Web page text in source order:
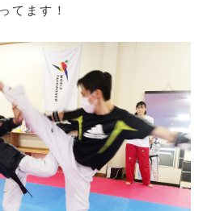
てます！